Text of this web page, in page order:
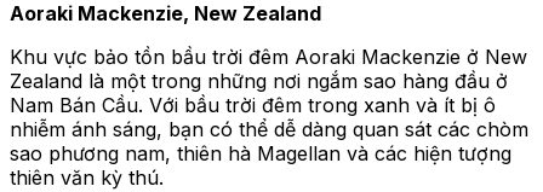
Aoraki Mackenzie, New Zealand
Khu vực bảo tồn bầu trời đêm Aoraki Mackenzie ở New
Zealand là một trong những nơi ngắm sao hàng đầu ở
Nam Bán Cầu. Với bầu trời đêm trong xanh và ít bị ô
nhiễm ánh sáng, bạn có thể dễ dàng quan sát các chòm
sao phương nam, thiên hà Magellan và các hiện tượng
thiên văn kỳ thú.